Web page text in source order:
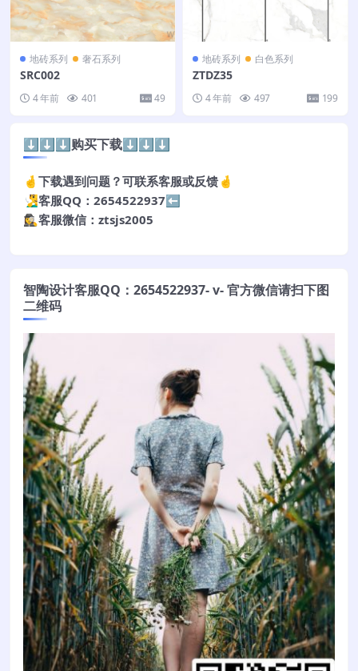
地砖系列 奢石系列
SRC002
4 年前 401 49
地砖系列 白色系列
ZTDZ35
4 年前 497 199
⬇️⬇️⬇️购买下载⬇️⬇️⬇️
🤞下载遇到问题？可联系客服或反馈🤞
🧏‍♂️客服QQ：2654522937⬅️
🕵️‍♀️客服微信：ztsjs2005
智陶设计客服QQ：2654522937- v- 官方微信请扫下图
二维码